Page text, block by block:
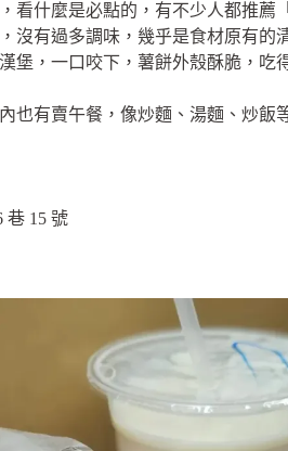
看什麼是必點的，有不少人都推
沒有過多調味，幾乎是食材原有
堡，一口咬下，薯餅外殼酥脆，吃
也有賣午餐，像炒麵、湯麵、炒飯
巷 15 號